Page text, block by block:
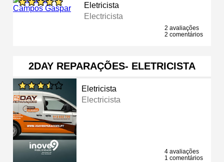
Eletricista
Electricista
2 avaliações
2 comentários
2DAY REPARAÇÕES- ELETRICISTA
Eletricista
Electricista
4 avaliações
1 comentários